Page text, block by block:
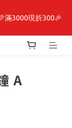
商品
滿3000現折300🎉
、約會大作戰、
品A